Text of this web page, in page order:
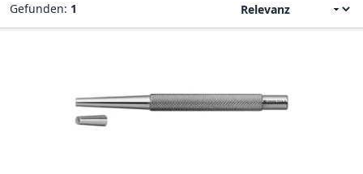
Gefunden: 1